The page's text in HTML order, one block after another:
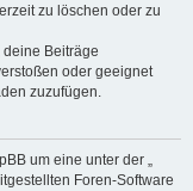
zu löschen oder zu
Beiträge
oder geeignet
zuzufügen.
um eine unter der „
Foren-Software